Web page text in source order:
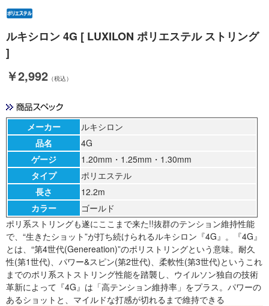
ルキシロン 4G [ LUXILON ポリエステル ストリング
]
￥2,992 （税込）
メーカー
ルキシロン
品名
4G
ゲージ
1.20mm・1.25mm・1.30mm
タイプ
ポリエステル
長さ
12.2m
カラー
ゴールド
ポリ系ストリングも遂にここまで来た!!抜群のテンション維持性能
で、“生きたショット”が打ち続けられるルキシロン『4G』。『4G』
とは、“第4世代(Genereation)”のポリストリングという意味。耐久
性(第1世代)、パワー&スピン(第2世代)、柔軟性(第3世代)というこれ
までのポリ系ストストリング性能を踏襲し、ウイルソン独自の技術
革新によって『4G』は「高テンション維持率」をプラス。パワーの
あるショットと、マイルドな打感が切れるまで維持できる